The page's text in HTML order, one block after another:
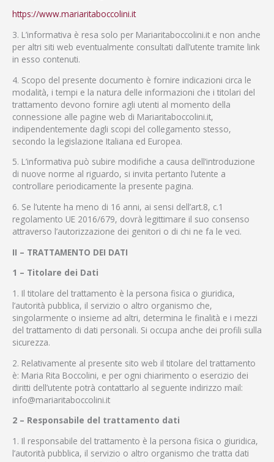
https://www.mariaritaboccolini.it
3. L’informativa è resa solo per Mariaritaboccolini.it e non anche
per altri siti web eventualmente consultati dall’utente tramite link
in esso contenuti.
4. Scopo del presente documento è fornire indicazioni circa le
modalità, i tempi e la natura delle informazioni che i titolari del
trattamento devono fornire agli utenti al momento della
connessione alle pagine web di Mariaritaboccolini.it,
indipendentemente dagli scopi del collegamento stesso,
secondo la legislazione Italiana ed Europea.
5. L’informativa può subire modifiche a causa dell’introduzione
di nuove norme al riguardo, si invita pertanto l’utente a
controllare periodicamente la presente pagina.
6. Se l’utente ha meno di 16 anni, ai sensi dell’art.8, c.1
regolamento UE 2016/679, dovrà legittimare il suo consenso
attraverso l’autorizzazione dei genitori o di chi ne fa le veci.
II – TRATTAMENTO DEI DATI
1 – Titolare dei Dati
1. Il titolare del trattamento è la persona fisica o giuridica,
l’autorità pubblica, il servizio o altro organismo che,
singolarmente o insieme ad altri, determina le finalità e i mezzi
del trattamento di dati personali. Si occupa anche dei profili sulla
sicurezza.
2. Relativamente al presente sito web il titolare del trattamento
è: Maria Rita Boccolini, e per ogni chiarimento o esercizio dei
diritti dell’utente potrà contattarlo al seguente indirizzo mail:
info@mariaritaboccolini.it
2 – Responsabile del trattamento dati
1. Il responsabile del trattamento è la persona fisica o giuridica,
l’autorità pubblica, il servizio o altro organismo che tratta dati